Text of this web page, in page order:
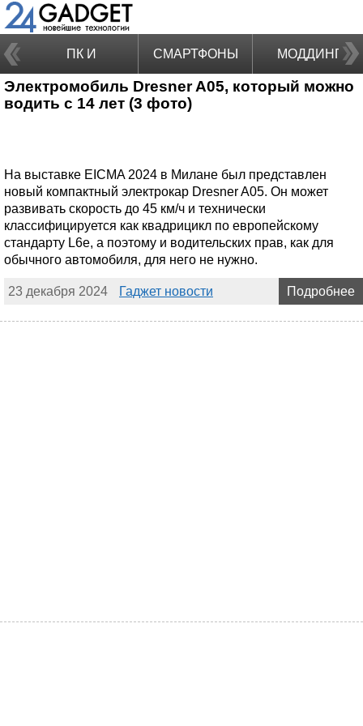
ПК И
НОУТБУКИ
СМАРТФОНЫ МОДДИНГ
Электромобиль Dresner A05, который можно
водить с 14 лет (3 фото)
На выставке EICMA 2024 в Милане был представлен
новый компактный электрокар Dresner A05. Он может
развивать скорость до 45 км/ч и технически
классифицируется как квадрицикл по европейскому
стандарту L6e, а поэтому и водительских прав, как для
обычного автомобиля, для него не нужно.
23 декабря 2024 Гаджет новости Подробнее